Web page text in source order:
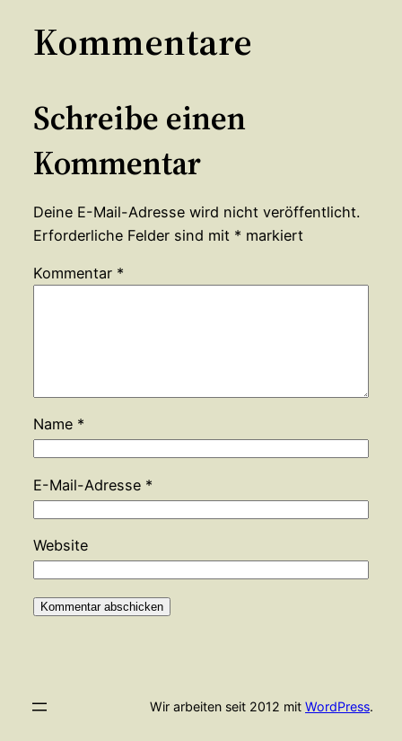
Kommentare
Schreibe einen
Kommentar
Deine E-Mail-Adresse wird nicht veröffentlicht.
Erforderliche Felder sind mit * markiert
Kommentar *
Name *
E-Mail-Adresse *
Website
Wir arbeiten seit 2012 mit WordPress.